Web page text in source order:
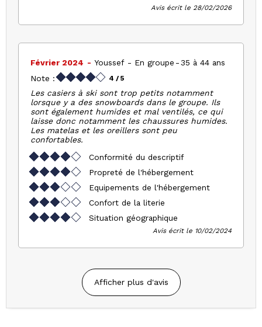
Avis écrit le 28/02/2026
Février 2024 Youssef En groupe
35 à 44 ans
Note :
4 / 5
Les casiers à ski sont trop petits notamment
lorsque y a des snowboards dans le groupe. Ils
sont également humides et mal ventilés, ce qui
laisse donc notamment les chaussures humides.
Les matelas et les oreillers sont peu
confortables.
Conformité du descriptif
Propreté de l'hébergement
Equipements de l'hébergement
Confort de la literie
Situation géographique
Avis écrit le 10/02/2024
Afficher plus d'avis